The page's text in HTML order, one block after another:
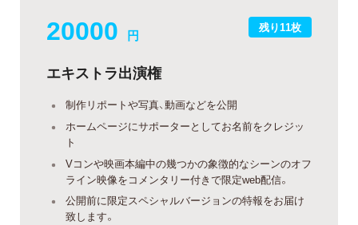
残り11枚
20000 円
エキストラ出演権
制作リポートや写真、動画などを公開
ホームページにサポーターとしてお名前をクレジッ
ト
Vコンや映画本編中の幾つかの象徴的なシーンのオフ
ライン映像をコメンタリー付きで限定web配信。
公開前に限定スペシャルバージョンの特報をお届け
致します。